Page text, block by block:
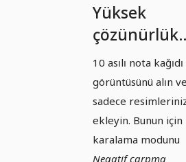
Yüksek
resimler,
dokular ve
eklemeler:
düşen
notalar 3
10 asılı nota kağıdı
görüntüsünü alın ve
sadece
ekleyin. Bunun için
karalama modunu
Negatif çarpma